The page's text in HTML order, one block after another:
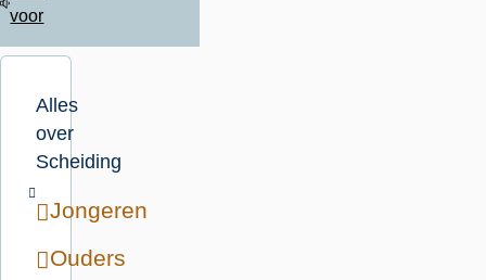
voor
Alles
over
Scheiding
Jongeren
Ouders